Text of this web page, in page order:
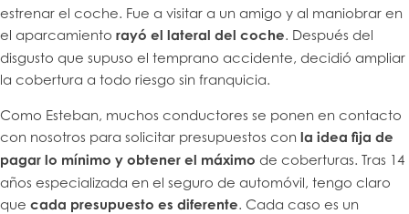
estrenar el coche. Fue a visitar a un amigo y al maniobrar en
el aparcamiento rayó el lateral del coche. Después del
disgusto que supuso el temprano accidente, decidió ampliar
la cobertura a todo riesgo sin franquicia.
Como Esteban, muchos conductores se ponen en contacto
con nosotros para solicitar presupuestos con la idea fija de
pagar lo mínimo y obtener el máximo de coberturas. Tras 14
años especializada en el seguro de automóvil, tengo claro
que cada presupuesto es diferente. Cada caso es un